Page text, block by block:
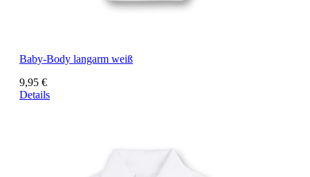
Baby-Body langarm weiß
9,95 €
Details